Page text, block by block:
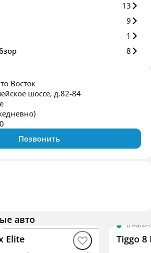
13
9
1
8
Восток
шоссе, д.82-84
Позвонить
авто
Elite
В
Tiggo 8